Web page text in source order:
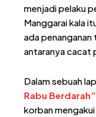
menjadi pelaku
Manggarai kala
ada
antaranya cacat
Dalam sebuah
Rabu
korban